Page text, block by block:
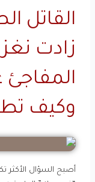
زادت
وكيف
أصبح السؤال الأكثر